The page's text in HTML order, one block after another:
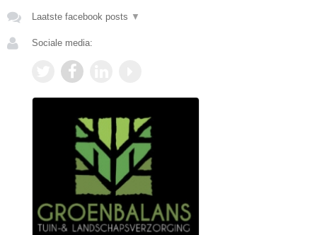
Laatste facebook posts ▼
Sociale media: